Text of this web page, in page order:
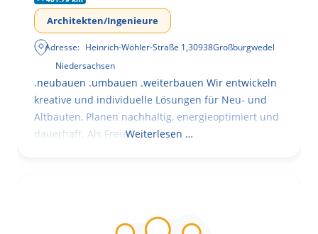
Architekten/Ingenieure
Adresse: Heinrich-Wöhler-Straße 1,30938Großburgwedel
Niedersachsen
.neubauen .umbauen .weiterbauen Wir entwickeln
kreative und individuelle Lösungen für Neu- und
Altbauten, Planen nachhaltig, energieoptimiert und
dauerhaft. Als FreieWeiterlesen …